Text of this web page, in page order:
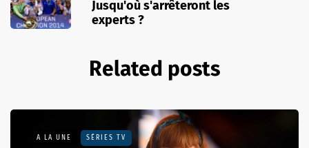
Jusqu'où s'arrêteront les
experts ?
Related posts
A LA UNE SÉRIES TV